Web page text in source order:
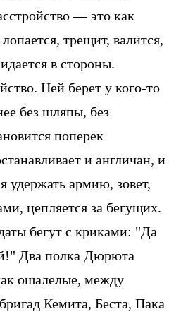
— это как
трещит, валится,
в стороны.
Ней берет у кого-то
без шляпы, без
поперек
и англичан, и
удержать армию, зовет,
цепляется за бегущих.
бегут с криками: "Да
Два полка Дюрюта
ошалелые, между
Кемита, Беста, Пака